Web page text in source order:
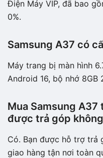
Điện Máy VIP, đã bao
0%.
Samsung A37 có
Máy trang bị màn hình
Android 16, bộ nhớ 8GB
Mua Samsung A37
được trả góp
Có. Bạn được hỗ trợ trả
giao hàng tận nơi toàn